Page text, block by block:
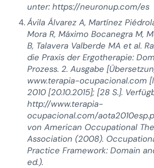
unter: https://neuronup.com/es
Ávila Álvarez A, Martínez
Mora R, Máximo Bocanegra M,
B, Talavera Valberde MA et al.
die Praxis der Ergotherapie:
Prozess. 2. Ausgabe
www.terapia-ocupacional.com
2010 [20.10.2015]; [28 S.].
http://www.terapia-
ocupacional.com/
von American Occupational
Association (2008).
Practice Framework: Domain
ed.).